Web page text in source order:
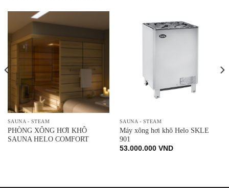
SAUNA - STEAM
PHÒNG XÔNG HƠI KHÔ
SAUNA HELO COMFORT
SAUNA - STEAM
Máy xông hơi khô Helo SKLE
901
53.000.000 VND